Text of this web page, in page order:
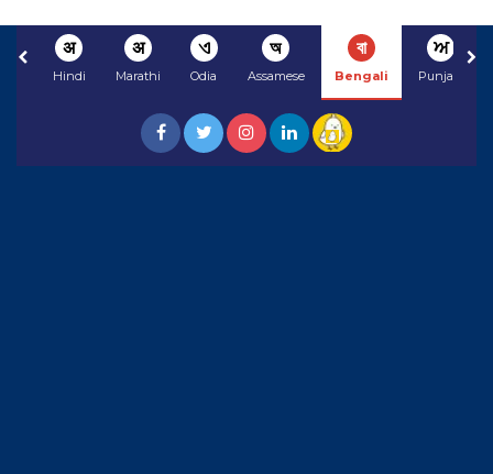
अ
Hindi
अ
Marathi
ଏ
Odia
অ
Assamese
বা
Bengali
ਅ
Punjabi